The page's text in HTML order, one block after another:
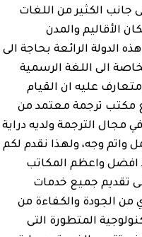
جانب الكثير من اللغات
الأقاليم والمدن
الدولة الرائعة بحاجة الى
الى اللغة الرسمية
عليه ان القيام
مكتب ترجمة معتمد من
مجال الترجمة ولديه دراية
واتم وجه، ولهذا نقدم لكم
افضل واعظم المكاتب
تقديم جميع خدمات
من الجودة والكفاءة من
المتطورة التى